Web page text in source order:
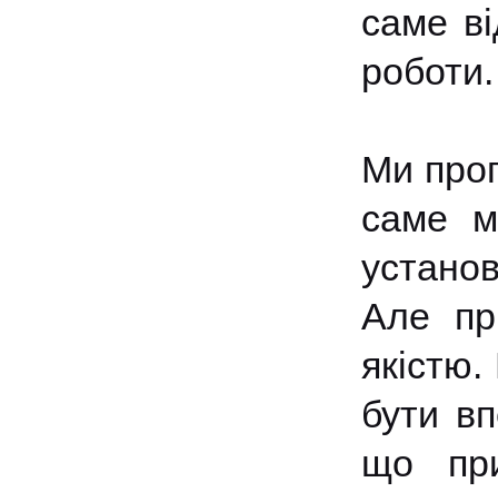
саме
роботи.
Ми
саме
Але
бути
що